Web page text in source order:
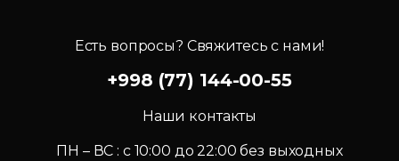
Есть вопросы? Свяжитесь с нами!
+998 (77) 144-00-55
Наши контакты
ПН – ВС : c 10:00 до 22:00 без выходных